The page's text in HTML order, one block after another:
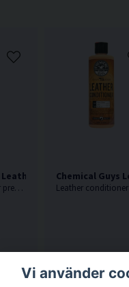
Cleaner 473ml
Leather cleaner är precis vad det låter som, en produkt som gör rent alla typer av läder.
Chemical Guys
Vi använder